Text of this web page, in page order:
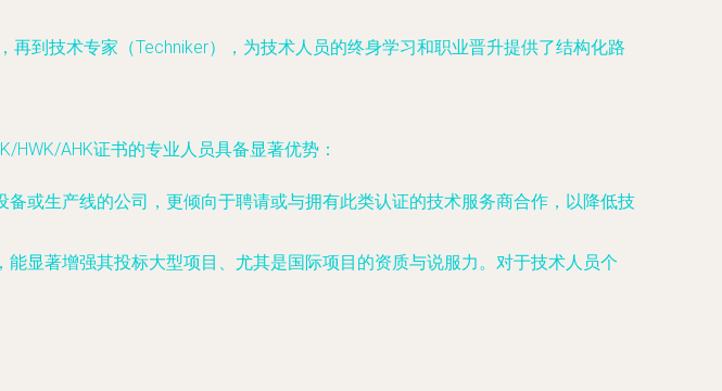
再到技术专家（Techniker），为技术人员的终身学习和职业晋升提供了结构化路
AHK证书的专业人员具备显著优势：
或生产线的公司，更倾向于聘请或与拥有此类认证的技术服务商合作，以降低技
显著增强其投标大型项目、尤其是国际项目的资质与说服力。对于技术人员个